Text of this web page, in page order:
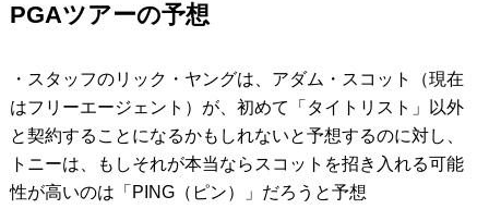
PGAツアーの予想
・スタッフのリック・ヤングは、アダム・スコット（現在
はフリーエージェント）が、初めて「タイトリスト」以外
と契約することになるかもしれないと予想するのに対し、
トニーは、もしそれが本当ならスコットを招き入れる可能
性が高いのは「PING（ピン）」だろうと予想